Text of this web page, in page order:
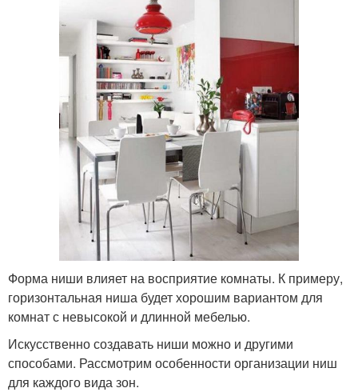
Форма ниши влияет на восприятие комнаты. К примеру,
горизонтальная ниша будет хорошим вариантом для
комнат с невысокой и длинной мебелью.
Искусственно создавать ниши можно и другими
способами. Рассмотрим особенности организации ниш
для каждого вида зон.